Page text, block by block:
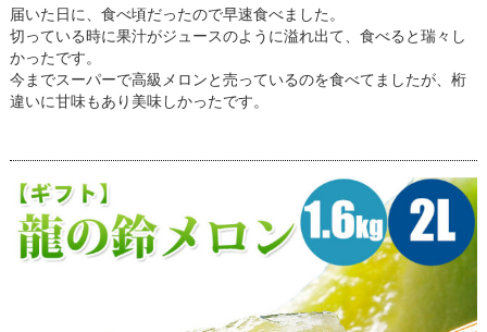
届いた日に、食べ頃だったので早速食べました。
切っている時に果汁がジュースのように溢れ出て、食べると瑞々し
かったです。
今までスーパーで高級メロンと売っているのを食べてましたが、桁
違いに甘味もあり美味しかったです。